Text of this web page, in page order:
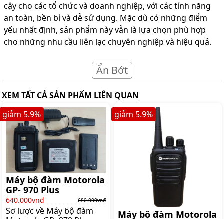
cậy cho các tổ chức và doanh nghiệp, với các tính năng
an toàn, bền bỉ và dễ sử dụng. Mặc dù có những điểm
yếu nhất định, sản phẩm này vẫn là lựa chọn phù hợp
cho những nhu cầu liên lạc chuyên nghiệp và hiệu quả.
Ẩn Bớt
XEM TẤT CẢ SẢN PHẨM LIÊN QUAN
Máy bộ đàm Motorola
GP- 970 Plus
640.000vnđ 680.000vnđ
Sơ lược về Máy bộ đàm
giảm 5.9%
Máy bộ đàm Motorola
giảm 5.9%